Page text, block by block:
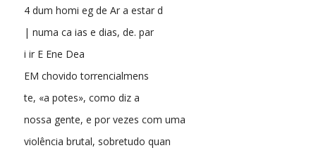
4 dum homi eg de Ar a estar d
| numa ca ias e dias, de. par
i ir E Ene Dea
EM chovido torrencialmens
te, «a potes», como diz a
nossa gente, e por vezes com uma
violência brutal, sobretudo quan